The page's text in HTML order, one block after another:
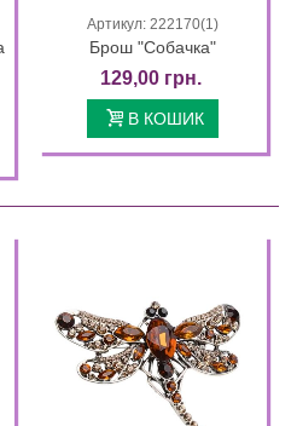
Артикул: 222170(1)
Брош "Собачка"
129,00 грн.
В КОШИК